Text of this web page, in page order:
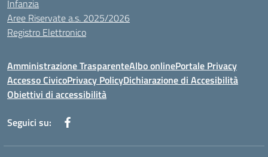
Infanzia
Aree Riservate a.s. 2025/2026
Registro Elettronico
Amministrazione TrasparenteAlbo onlinePortale Privacy
Accesso CivicoPrivacy PolicyDichiarazione di Accesibilità
Obiettivi di accessibilità
Seguici su: